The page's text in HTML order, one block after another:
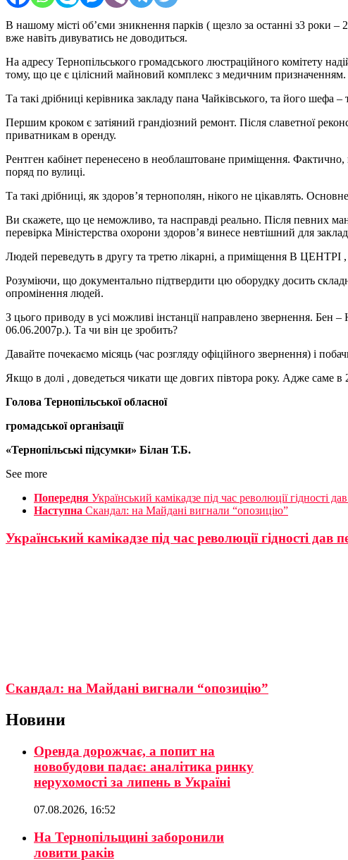
В нашому місті об’єми зникнення парків ( щезло за останні з3
вже навіть дивуватись не доводиться.
На адресу Тернопільського громадського люстраційного комітету
тому, що це є цілісний майновий комплекс з медичним призначенням.
Та такі дрібниці керівника закладу пана Чайківського, та його
Першим кроком є затіяний грандіозний ремонт. Після славетної
приватникам в оренду.
Рентген кабінет перенесено в необлаштоване приміщення.
поряд по вулиці.
Та такі дрібниці, як здоров’я тернополян, нікого не цікавлять.
Ви скажете, що це неможливо, та насправді реально. Після певних
перевірка Міністерства охорони здоров’я винесе невтішний для
Людей переведуть в другу та третю лікарні, а приміщення В ЦЕНТРІ ,
Розуміючи, що документально підтвердити цю оборудку досить
опромінення людей.
З цього приводу в усі можливі інстанції направлено звернення. Бен
06.06.2007р.). Та чи він це зробить?
Давайте почекаємо місяць (час розгляду офіційного звернення) і
Якщо в долі , доведеться чикати ще довгих півтора року. Адже саме
Голова Тернопільської обласної
громадської організації
«Тернопільські підсумки» Білан Т.Б.
See more
Попередня Український камікадзе під час революції гідності
Наступна Скандал: на Майдані вигнали “опозицію”
Український камікадзе під час революції гідності дав
Скандал: на Майдані вигнали “опозицію”
Новини
Оренда дорожчає, а попит на
новобудови падає: аналітика ринку
нерухомості за липень в Україні
07.08.2026, 16:52
На Тернопільщині заборонили
ловити раків